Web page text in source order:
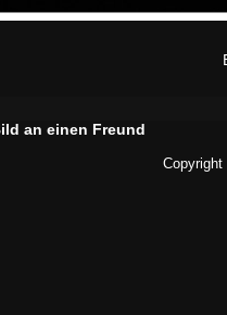
an einen Freund